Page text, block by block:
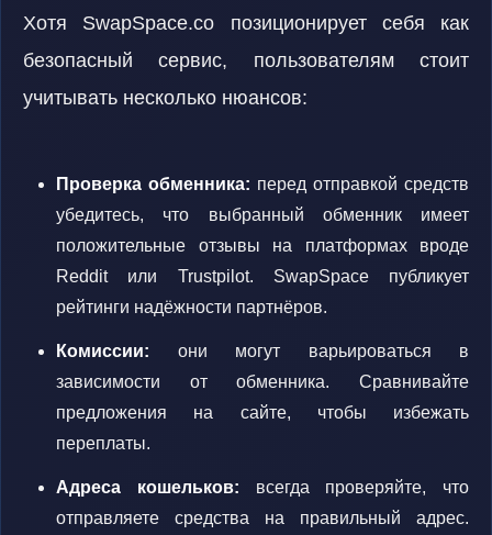
Хотя SwapSpace.co позиционирует себя как
безопасный сервис, пользователям стоит
учитывать несколько нюансов:
Проверка обменника: перед отправкой средств
убедитесь, что выбранный обменник имеет
положительные отзывы на платформах вроде
Reddit или Trustpilot. SwapSpace публикует
рейтинги надёжности партнёров.
Комиссии: они могут варьироваться в
зависимости от обменника. Сравнивайте
предложения на сайте, чтобы избежать
переплаты.
Адреса кошельков: всегда проверяйте, что
отправляете средства на правильный адрес.